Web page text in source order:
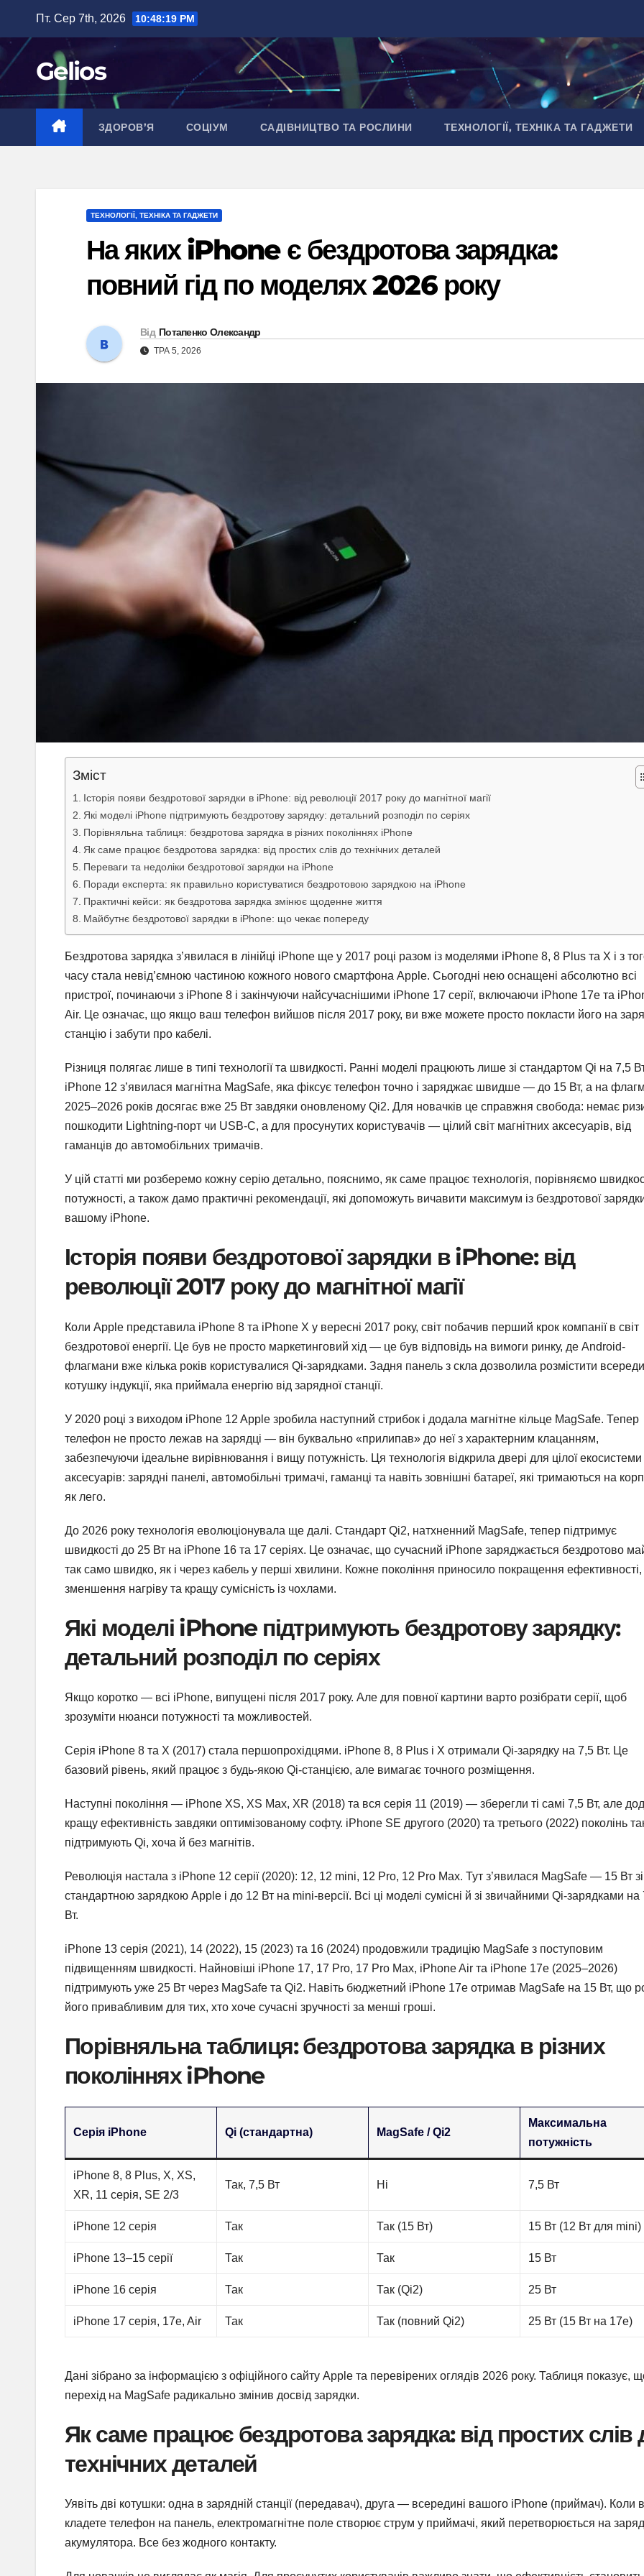
вмісту
Пт. Сер 7th, 2026 10:48:20 PM
Gelios
ЗДОРОВ’Я СОЦІУМ САДІВНИЦТВО ТА РОСЛИНИ ТЕХНОЛОГІЇ, ТЕХНІКА ТА ГАДЖЕТИ
ТЕХНОЛОГІЇ, ТЕХНІКА ТА ГАДЖЕТИ
На яких iPhone є бездротова зарядка:
повний гід по моделях 2026 року
Від Потапенко Олександр
ТРА 5, 2026
Зміст
Історія появи бездротової зарядки в iPhone: від революції 2017 року до магнітної магії
Які моделі iPhone підтримують бездротову зарядку: детальний розподіл по серіях
Порівняльна таблиця: бездротова зарядка в різних поколіннях iPhone
Як саме працює бездротова зарядка: від простих слів до технічних деталей
Переваги та недоліки бездротової зарядки на iPhone
Поради експерта: як правильно користуватися бездротовою зарядкою на iPhone
Практичні кейси: як бездротова зарядка змінює щоденне життя
Майбутнє бездротової зарядки в iPhone: що чекає попереду
Бездротова зарядка з’явилася в лінійці iPhone ще у 2017 році разом із моделями iPhone 8, 8 Plus та X і з
часу стала невід’ємною частиною кожного нового смартфона Apple. Сьогодні нею оснащені абсолютно всі
пристрої, починаючи з iPhone 8 і закінчуючи найсучаснішими iPhone 17 серії, включаючи iPhone 17e та
Air. Це означає, що якщо ваш телефон вийшов після 2017 року, ви вже можете просто покласти його на
станцію і забути про кабелі.
Різниця полягає лише в типі технології та швидкості. Ранні моделі працюють лише зі стандартом Qi на 7,5
iPhone 12 з’явилася магнітна MagSafe, яка фіксує телефон точно і заряджає швидше — до 15 Вт, а на
2025–2026 років досягає вже 25 Вт завдяки оновленому Qi2. Для новачків це справжня свобода: немає
пошкодити Lightning-порт чи USB-C, а для просунутих користувачів — цілий світ магнітних аксесуарів, від
гаманців до автомобільних тримачів.
У цій статті ми розберемо кожну серію детально, пояснимо, як саме працює технологія, порівняємо
потужності, а також дамо практичні рекомендації, які допоможуть вичавити максимум із бездротової
вашому iPhone.
Історія появи бездротової зарядки в iPhone: від
революції 2017 року до магнітної магії
Коли Apple представила iPhone 8 та iPhone X у вересні 2017 року, світ побачив перший крок компанії в світ
бездротової енергії. Це був не просто маркетинговий хід — це був відповідь на вимоги ринку, де Android-
флагмани вже кілька років користувалися Qi-зарядками. Задня панель з скла дозволила розмістити
котушку індукції, яка приймала енергію від зарядної станції.
У 2020 році з виходом iPhone 12 Apple зробила наступний стрибок і додала магнітне кільце MagSafe. Тепер
телефон не просто лежав на зарядці — він буквально «прилипав» до неї з характерним клацанням,
забезпечуючи ідеальне вирівнювання і вищу потужність. Ця технологія відкрила двері для цілої екосистеми
аксесуарів: зарядні панелі, автомобільні тримачі, гаманці та навіть зовнішні батареї, які тримаються на
як лего.
До 2026 року технологія еволюціонувала ще далі. Стандарт Qi2, натхненний MagSafe, тепер підтримує
швидкості до 25 Вт на iPhone 16 та 17 серіях. Це означає, що сучасний iPhone заряджається бездротово
так само швидко, як і через кабель у перші хвилини. Кожне покоління приносило покращення ефективності,
зменшення нагріву та кращу сумісність із чохлами.
Які моделі iPhone підтримують бездротову зарядку:
детальний розподіл по серіях
Якщо коротко — всі iPhone, випущені після 2017 року. Але для повної картини варто розібрати серії, щоб
зрозуміти нюанси потужності та можливостей.
Серія iPhone 8 та X (2017) стала першопрохідцями. iPhone 8, 8 Plus і X отримали Qi-зарядку на 7,5 Вт. Це
базовий рівень, який працює з будь-якою Qi-станцією, але вимагає точного розміщення.
Наступні покоління — iPhone XS, XS Max, XR (2018) та вся серія 11 (2019) — зберегли ті самі 7,5 Вт, але
кращу ефективність завдяки оптимізованому софту. iPhone SE другого (2020) та третього (2022) поколінь
підтримують Qi, хоча й без магнітів.
Революція настала з iPhone 12 серії (2020): 12, 12 mini, 12 Pro, 12 Pro Max. Тут з’явилася MagSafe — 15 Вт зі
стандартною зарядкою Apple і до 12 Вт на mini-версії. Всі ці моделі сумісні й зі звичайними Qi-зарядками на
Вт.
iPhone 13 серія (2021), 14 (2022), 15 (2023) та 16 (2024) продовжили традицію MagSafe з поступовим
підвищенням швидкості. Найновіші iPhone 17, 17 Pro, 17 Pro Max, iPhone Air та iPhone 17e (2025–2026)
підтримують уже 25 Вт через MagSafe та Qi2. Навіть бюджетний iPhone 17e отримав MagSafe на 15 Вт, що
його привабливим для тих, хто хоче сучасні зручності за менші гроші.
Порівняльна таблиця: бездротова зарядка в різних
поколіннях iPhone
Серія iPhone Qi (стандартна) MagSafe / Qi2
Максимальна
потужність
iPhone 8, 8 Plus, X, XS,
XR, 11 серія, SE 2/3
Так, 7,5 Вт Ні 7,5 Вт
iPhone 12 серія Так Так (15 Вт) 15 Вт (12 Вт для mini)
iPhone 13–15 серії Так Так 15 Вт
iPhone 16 серія Так Так (Qi2) 25 Вт
iPhone 17 серія, 17e, Air Так Так (повний Qi2) 25 Вт (15 Вт на 17e)
Дані зібрано за інформацією з офіційного сайту Apple та перевірених оглядів 2026 року. Таблиця показує,
перехід на MagSafe радикально змінив досвід зарядки.
Як саме працює бездротова зарядка: від простих слів
технічних деталей
Уявіть дві котушки: одна в зарядній станції (передавач), друга — всередині вашого iPhone (приймач). Коли
кладете телефон на панель, електромагнітне поле створює струм у приймачі, який перетворюється на
акумулятора. Все без жодного контакту.